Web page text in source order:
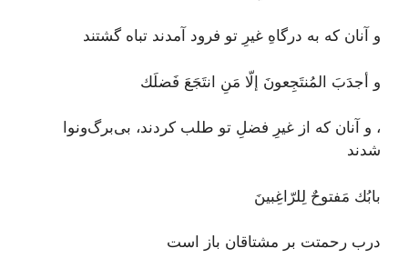
و آنان که به درگاهِ غیرِ تو فرود آمدند تباه گشتند
و أجدَبَ المُنتَجِعونَ إلّا مَنِ انتَجَعَ فَضلَك
، و آنان که از غیرِ فضلِ تو طلب کردند، بی‌برگ‌و‌نوا
شدند
بابُك مَفتوحٌ لِلرّاغِبينَ
درب رحمتت بر مشتاقان باز است